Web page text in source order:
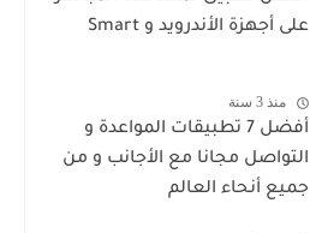
على أجهزة الأندرويد و Smart
منذ 3 سنة
أفضل 7 تطبيقات المواعدة و
التواصل مجانا مع الأجانب و من
جميع أنحاء العالم